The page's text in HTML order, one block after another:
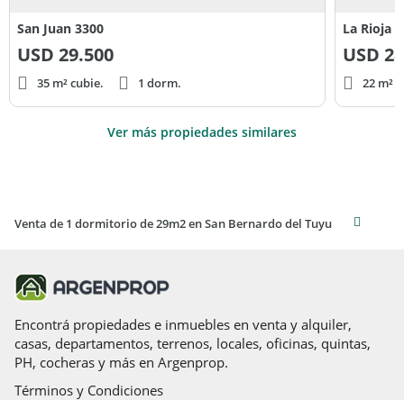
San Juan 3300
USD 29.500
35 m² cubie. 1 dorm.
La Rioja
USD
22 m²
Ver más propiedades similares
Venta de 1 dormitorio de 29m2 en San Bernardo del Tuyu
Encontrá propiedades e inmuebles en venta y alquiler,
casas, departamentos, terrenos, locales, oficinas, quintas,
PH, cocheras y más en Argenprop.
Términos y Condiciones